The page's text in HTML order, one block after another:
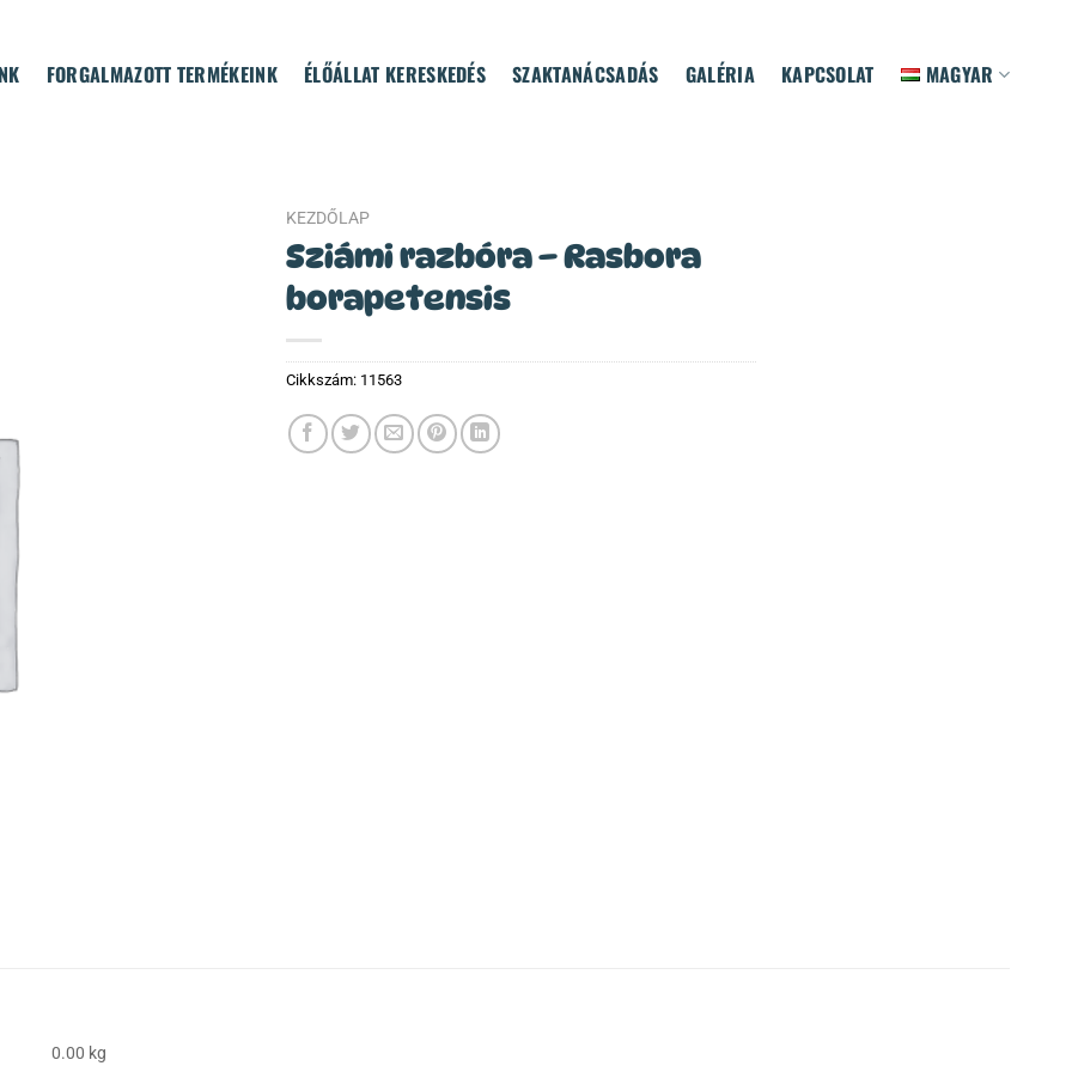
FORGALMAZOTT TERMÉKEINK ÉLŐÁLLAT KERESKEDÉS SZAKTANÁCSADÁS GALÉRIA KAPCSOLAT MAGYAR
KEZDŐLAP
Sziámi razbóra – Rasbora
borapetensis
Cikkszám: 11563
0.00 kg